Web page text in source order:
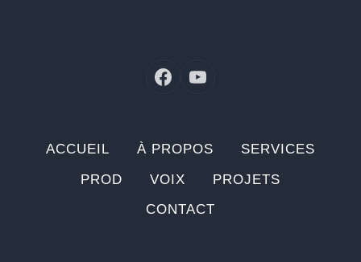
ACCUEIL À PROPOS
SERVICES
PROD
VOIX
PROJETS
CONTACT